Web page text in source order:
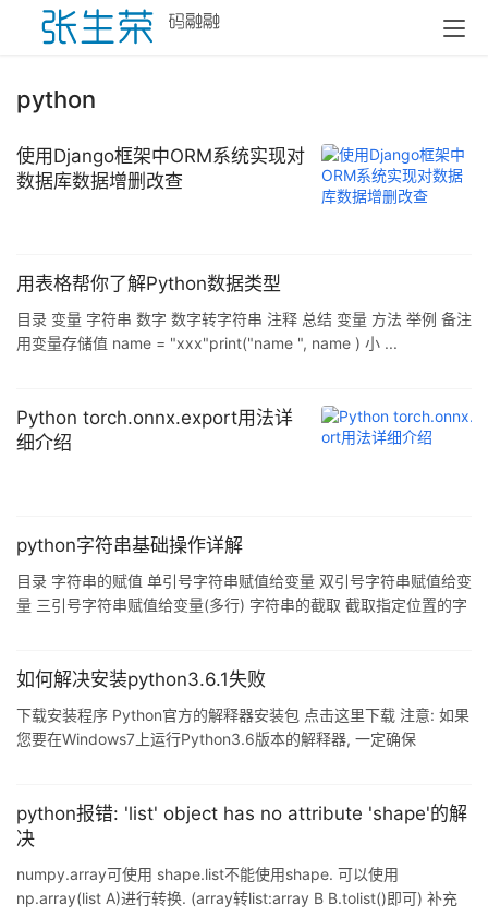
python
使用Django框架中ORM系统实现对
数据库数据增删改查
用表格帮你了解Python数据类型
目录 变量 字符串 数字 数字转字符串 注释 总结 变量 方法 举例 备注
用变量存储值 name = "xxx"print("name ", name ) 小 ...
Python torch.onnx.export用法详
细介绍
python字符串基础操作详解
目录 字符串的赋值 单引号字符串赋值给变量 双引号字符串赋值给变
量 三引号字符串赋值给变量(多行) 字符串的截取 截取指定位置的字
如何解决安装python3.6.1失败
下载安装程序 Python官方的解释器安装包 点击这里下载 注意: 如果
您要在Windows7上运行Python3.6版本的解释器, 一定确保
python报错: 'list' object has no attribute 'shape'的解
决
numpy.array可使用 shape.list不能使用shape. 可以使用
np.array(list A)进行转换. (array转list:array B B.tolist()即可) 补充